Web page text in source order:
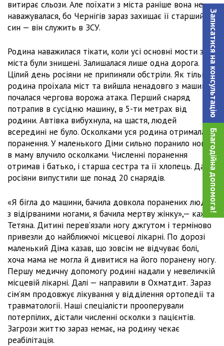
Записатися на консультацiю
Благодійна допомога!
витирає сльози. Але поїхати з міста раніше вона не
наважувалася, бо Чернігів зараз захищає її старший
син — він служить в ЗСУ.
Родина наважилася тікати, коли усі основні мости з
міста були знищені. Залишалася лише одна дорога.
Цілий день росіяни не припиняли обстріли. Як тільки
родина проїхала міст та вийшла ненадовго з машини,
почалася чергова ворожа атака. Перший снаряд
потрапив в сусідню машину, в 5-ти метрах від
родини. Автівка вибухнула, на щастя, людей
всередині не було. Осколками уся родина отримала
поранення. У маленького Діми сильно поранило ногу,
в маму влучило осколками. Численні поранення
отримав і батько, і старша сестра та її хлопець. Далі
росіяни випустили ще понад 20 снарядів.
«Я бігла до машини, бачила довкола поранених людей,
з відірваними ногами, я бачила мертву жінку»,— каже
Тетяна. Дитині перев’язали ногу джгутом і терміново
привезли до найближчої місцевої лікарні. По дорозі
маленький Діма казав, що зовсім не відчуває болі,
хоча мама не могла й дивитися на його поранену ногу.
Першу медичну допомогу родині надали у невеличкій
місцевій лікарні. Далі — направили в Охматдит. Зараз
сім’ям продовжує лікування у відділення ортопедії та
травматології. Наші спеціалісти прооперували
потерпілих, дістали численні осколки з пацієнтів.
Загрози життю зараз немає, на родину чекає
реабілітація.